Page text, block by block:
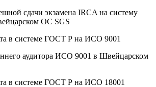
сдачи экзамена IRCA на систему
ОС SGS
в системе ГОСТ Р на ИСО 9001
аудитора ИСО 9001 в Швейцарском
в системе ГОСТ Р на ИСО 18001